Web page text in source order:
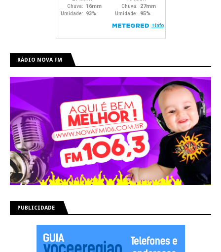
RÁDIO NOVA FM
PUBLICIDADE